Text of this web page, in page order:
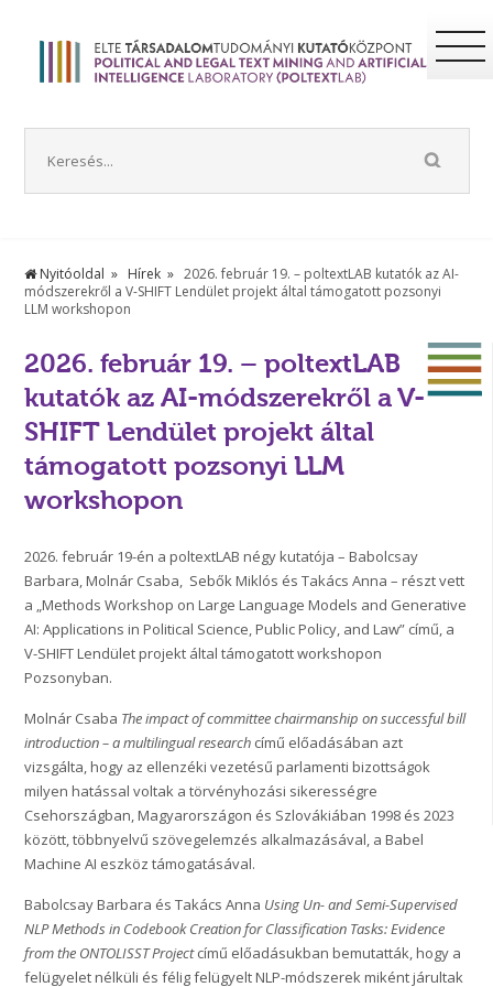
Nyitóoldal Hírek
2026. február 19. – poltextLAB kutatók az AI-
módszerekről a V-SHIFT Lendület projekt által támogatott pozsonyi
LLM workshopon
2026. február 19. – poltextLAB
kutatók az AI-módszerekről a V-
SHIFT Lendület projekt által
támogatott pozsonyi LLM
workshopon
2026. február 19-én a poltextLAB négy kutatója – Babolcsay
Barbara, Molnár Csaba, Sebők Miklós és Takács Anna – részt vett
a „Methods Workshop on Large Language Models and Generative
AI: Applications in Political Science, Public Policy, and Law” című, a
V-SHIFT Lendület projekt által támogatott workshopon
Pozsonyban.
Molnár Csaba The impact of committee chairmanship on successful bill
introduction – a multilingual research című előadásában azt
vizsgálta, hogy az ellenzéki vezetésű parlamenti bizottságok
milyen hatással voltak a törvényhozási sikerességre
Csehországban, Magyarországon és Szlovákiában 1998 és 2023
között, többnyelvű szövegelemzés alkalmazásával, a Babel
Machine AI eszköz támogatásával.
Babolcsay Barbara és Takács Anna Using Un- and Semi-Supervised
NLP Methods in Codebook Creation for Classification Tasks: Evidence
from the ONTOLISST Projectcímű előadásukban bemutatták, hogy a
felügyelet nélküli és félig felügyelt NLP-módszerek miként járultak